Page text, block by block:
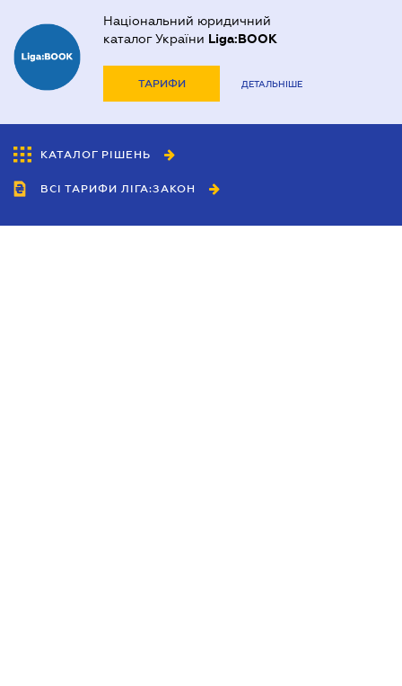
Національний юридичний
каталог України Liga:BOOK
ТАРИФИ ДЕТАЛЬНІШЕ
КАТАЛОГ РІШЕНЬ
ВСІ ТАРИФИ ЛІГА:ЗАКОН